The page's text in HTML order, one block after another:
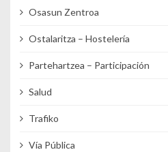
Osasun Zentroa
Ostalaritza – Hostelería
Partehartzea – Participación
Salud
Trafiko
Vía Pública